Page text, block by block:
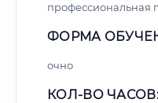
профессиональная
ФОРМА
очно
КОЛ-ВО ЧАСОВ: